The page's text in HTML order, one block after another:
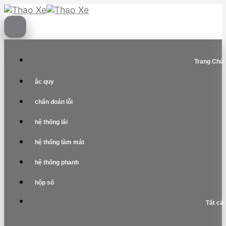
Skip
to
content
Trang Chủ
ắc quy
chẩn đoán lỗi
hệ thống lái
hệ thống làm mát
hệ thống phanh
hộp số
Tất cả